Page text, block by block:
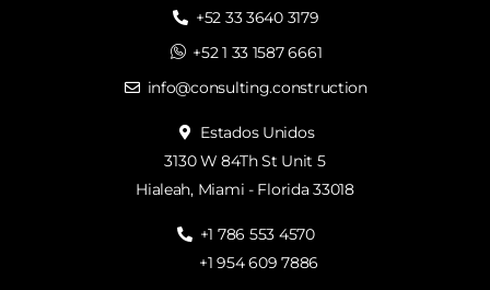
+52 33 3640 3179
+52 1 33 1587 6661
info@consulting.construction
Estados Unidos
3130 W 84Th St Unit 5
Hialeah, Miami - Florida 33018
+1 786 553 4570
+1 954 609 7886